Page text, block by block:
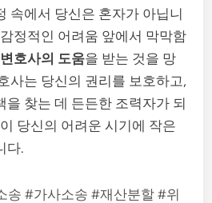
속에서 당신은 혼자가 아닙니
정적인 어려움 앞에서 막막함
호사의 도움을 받는 것을 망
사는 당신의 권리를 보호하고,
을 찾는 데 든든한 조력자가 되
당신의 어려운 시기에 작은
다.
송 #가사소송 #재산분할 #위